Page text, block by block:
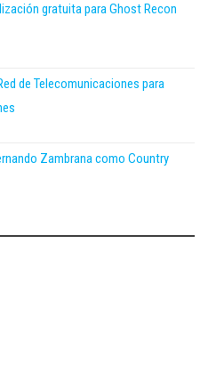
gratuita para Ghost Recon
de Telecomunicaciones para
Zambrana como Country